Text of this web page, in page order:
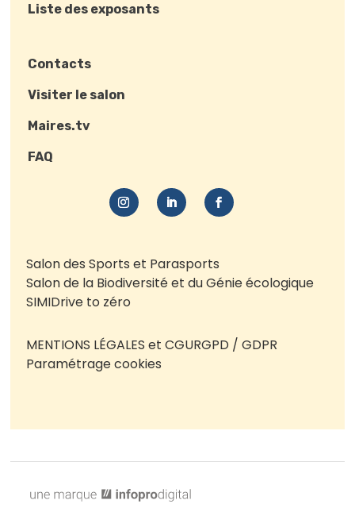
Liste des exposants
Contacts
Visiter le salon
Maires.tv
FAQ
Salon des Sports et Parasports
Salon de la Biodiversité et du Génie écologique
SIMIDrive to zéro
MENTIONS LÉGALES et CGURGPD / GDPR
Paramétrage cookies